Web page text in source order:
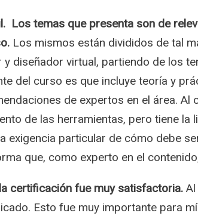
Los temas que presenta son de
Los mismos están divididos de tal
diseñador virtual, partiendo de los
del curso es que incluye teoría y
de expertos en el área.
de las herramientas, pero tiene
exigencia particular de cómo debe
que, como experto en el
certificación fue muy satisfactoria.
Esto fue muy importante para